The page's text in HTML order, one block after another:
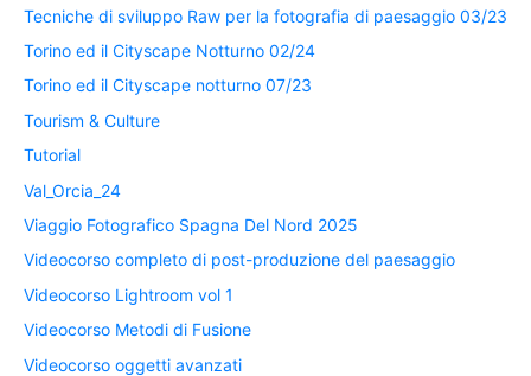
Tecniche di sviluppo Raw per la fotografia di paesaggio 03/23
Torino ed il Cityscape Notturno 02/24
Torino ed il Cityscape notturno 07/23
Tourism & Culture
Tutorial
Val_Orcia_24
Viaggio Fotografico Spagna Del Nord 2025
Videocorso completo di post-produzione del paesaggio
Videocorso Lightroom vol 1
Videocorso Metodi di Fusione
Videocorso oggetti avanzati